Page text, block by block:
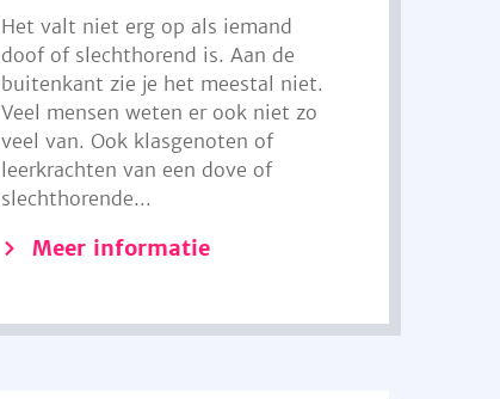
Het valt niet erg op als iemand
doof of slechthorend is. Aan de
buitenkant zie je het meestal niet.
Veel mensen weten er ook niet zo
veel van. Ook klasgenoten of
leerkrachten van een dove of
slechthorende...
Meer informatie